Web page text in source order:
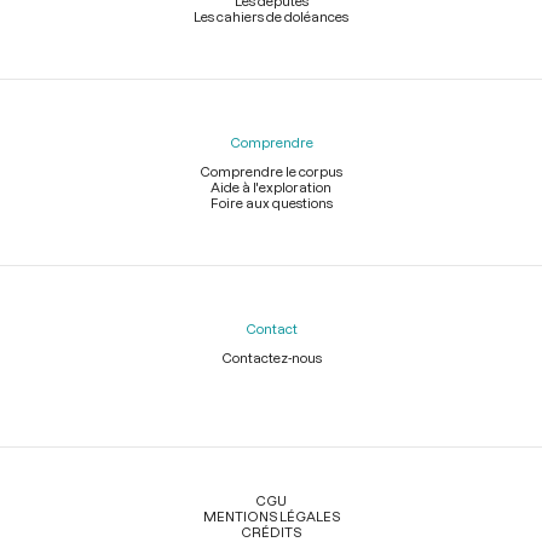
Les cahiers de doléances
Comprendre
Comprendre le corpus
Aide à l'exploration
Foire aux questions
Contact
Contactez-nous
Légal
CGU
MENTIONS LÉGALES
CRÉDITS